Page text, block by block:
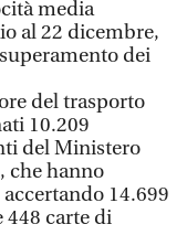
media
al 22 dicembre,
dei
del trasporto
10.209
del Ministero
che hanno
14.699
carte di